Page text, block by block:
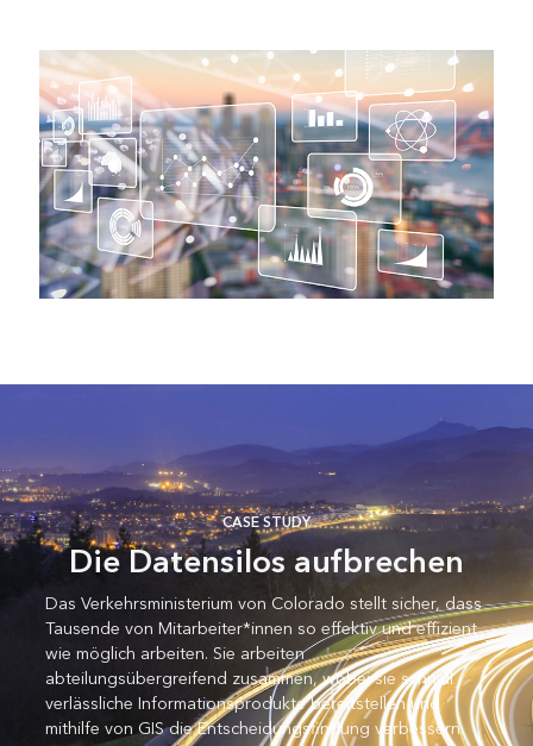
CASE STUDY
Die Datensilos aufbrechen
Das Verkehrsministerium von Colorado stellt sicher, dass
Tausende von Mitarbeiter*innen so effektiv und effizient
wie möglich arbeiten. Sie arbeiten
abteilungsübergreifend zusammen, wobei sie schnell
verlässliche Informationsprodukte bereitstellen und
mithilfe von GIS die Entscheidungsfindung verbessern.